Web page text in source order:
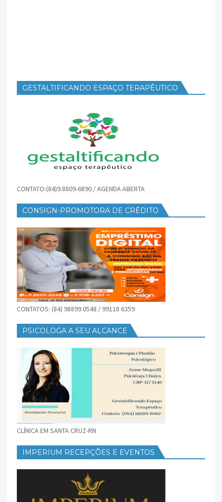
GESTALTIFICANDO ESPAÇO TERAPÊUTICO
CONTATO:(84)9.8809-6890 / AGENDA ABERTA
CONSIGN-PROMOTORA DE CRÉDITO
CONTATOS: (84) 98899 0548 / 99118 6359
PSICOLOGA A SEU ALCANCE
CLÍNICA EM SANTA CRUZ-RN
IMPERIUM RECEPÇÕES E EVENTOS